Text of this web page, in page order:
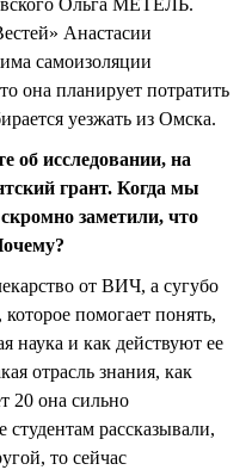
Анастасии
самоизоляции
она планирует потратить
уезжать из Омска.
об исследовании, на
грант. Когда мы
заметили, что
от ВИЧ, а сугубо
помогает понять,
наука и как действуют ее
отрасль знания, как
20 она сильно
рассказывали,
то сейчас